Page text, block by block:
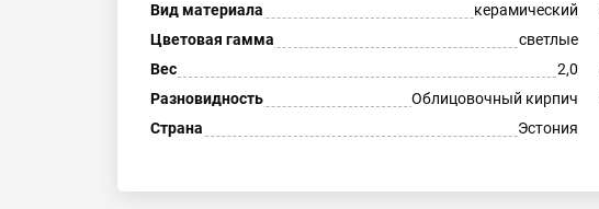
Вид материала
керамический
Цветовая гамма
светлые
Вес
2,0
Разновидность
Облицовочный кирпич
Страна
Эстония